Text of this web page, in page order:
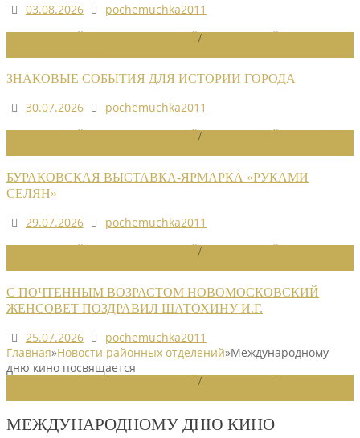
03.08.2026
pochemuchka2011
/
ЗНАКОВЫЕ СОБЫТИЯ ДЛЯ ИСТОРИИ ГОРОДА
30.07.2026
pochemuchka2011
/
БУРАКОВСКАЯ ВЫСТАВКА-ЯРМАРКА «РУКАМИ
СЕЛЯН»
29.07.2026
pochemuchka2011
/
С ПОЧТЕННЫМ ВОЗРАСТОМ НОВОМОСКОВСКИЙ
ЖЕНСОВЕТ ПОЗДРАВИЛ ШАТОХИНУ И.Г.
25.07.2026
pochemuchka2011
Главная»Новости районных отделений»Международному
дню кино посвящается
/
МЕЖДУНАРОДНОМУ ДНЮ КИНО